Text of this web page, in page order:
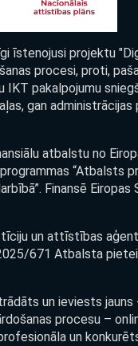
īstenojusi projektu
procesi, proti,
pakalpojumu
gan administrācijas
atbalstu no
“Atbalsts
Finansē Eiropas
un attīstības
671 Atbalsta
un ieviests jauns
procesu –
un